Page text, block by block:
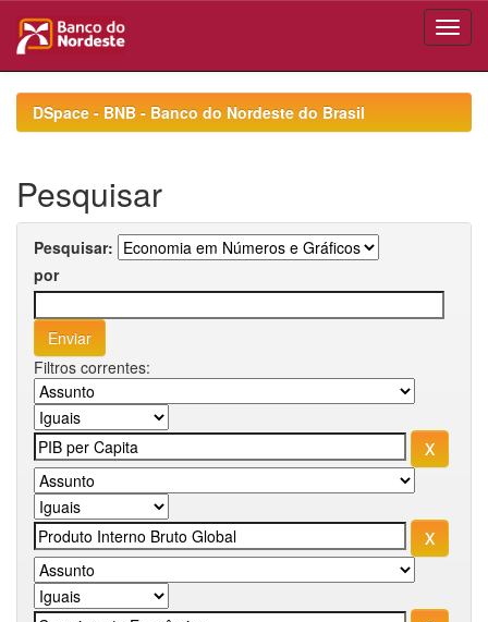
navigationDSpace - BNB - Banco do Nordeste do Brasil
Pesquisar
Pesquisar:
por
Filtros correntes: